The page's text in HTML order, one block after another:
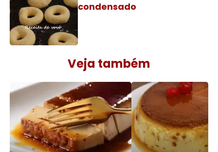
condensado
Veja também